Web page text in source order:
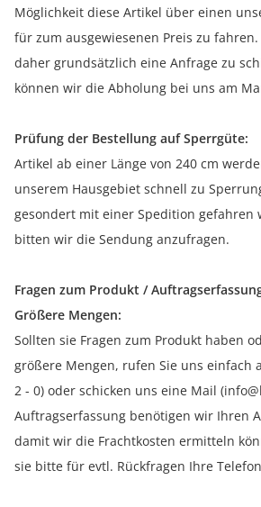
Möglichkeit diese Artikel über einen
für zum ausgewiesenen Preis zu
daher grundsätzlich eine Anfrage zu
können wir die Abholung bei uns am
Prüfung der Bestellung auf Sperrgüte:
Artikel ab einer Länge von 240 cm
unserem Hausgebiet schnell zu
gesondert mit einer Spedition gefahren
bitten wir die Sendung anzufragen.
Fragen zum Produkt /
Größere Mengen:
Sollten sie Fragen zum Produkt haben
größere Mengen, rufen Sie uns einfach
2 - 0) oder schicken uns eine Mail
Auftragserfassung benötigen wir Ihren
damit wir die Frachtkosten ermitteln
sie bitte für evtl. Rückfragen Ihre